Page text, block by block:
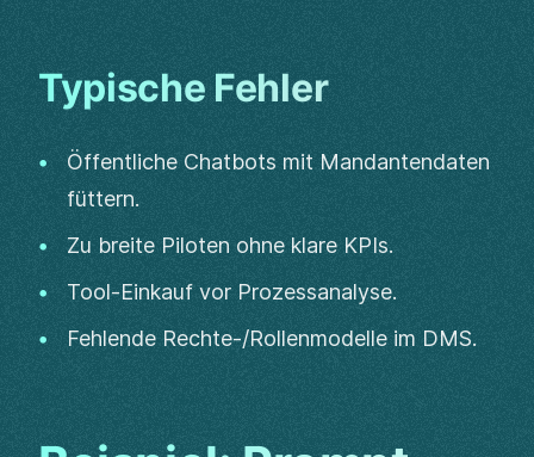
Typische Fehler
Öffentliche Chatbots mit Mandantendaten
füttern.
Zu breite Piloten ohne klare KPIs.
Tool-Einkauf vor Prozessanalyse.
Fehlende Rechte-/Rollenmodelle im DMS.